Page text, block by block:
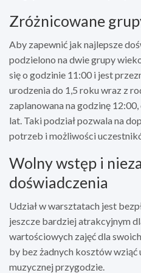
Zróżnicowane
Aby zapewnić jak najlepsze
podzielono na dwie grupy
się o godzinie 11:00 i jest
urodzenia do 1,5 roku wraz z
zaplanowana na godzinę
lat. Taki podział pozwala na
potrzeb i możliwości
Wolny wstęp i
doświadczenia
Udział w warsztatach jest
jeszcze bardziej atrakcyjnym
wartościowych zajęć dla
by bez żadnych kosztów wziąć
muzycznej przygodzie.